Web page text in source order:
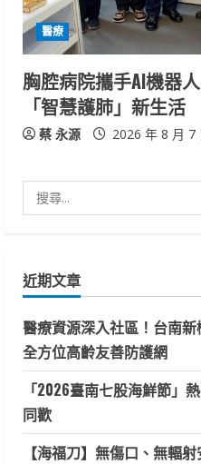
醫療
胸腔病院攜手AI機器
「智慧護肺」新生活
蔡 永源 2026 年 8 月 7
尋
字:
近期文章
醫療資源深入社區！台南
全方位高齡友善防護網
「2026臺南七股海鮮節」
同歡
【海福刀】無傷口、無輻